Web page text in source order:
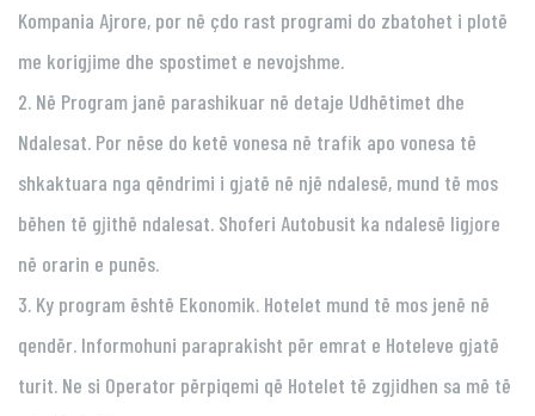
Kompania Ajrore, por në çdo rast programi do zbatohet i plotë
me korigjime dhe spostimet e nevojshme.
2. Në Program janë parashikuar në detaje Udhëtimet dhe
Ndalesat. Por nëse do ketë vonesa në trafik apo vonesa të
shkaktuara nga qëndrimi i gjatë në një ndalesë, mund të mos
bëhen të gjithë ndalesat. Shoferi Autobusit ka ndalesë ligjore
në orarin e punës.
3. Ky program është Ekonomik. Hotelet mund të mos jenë në
qendër. Informohuni paraprakisht për emrat e Hoteleve gjatë
turit. Ne si Operator përpiqemi që Hotelet të zgjidhen sa më të